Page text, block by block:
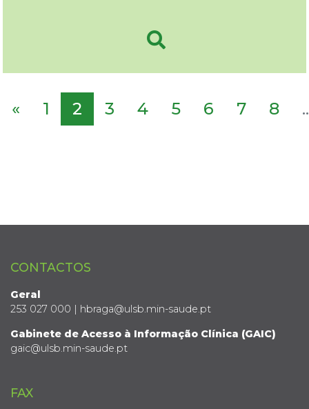
« 1 2 3 4 5 6 7 8
CONTACTOS
Geral
253 027 000 | hbraga@ulsb.min-saude.pt
Gabinete de Acesso à Informação Clínica (GAIC)
gaic@ulsb.min-saude.pt
FAX